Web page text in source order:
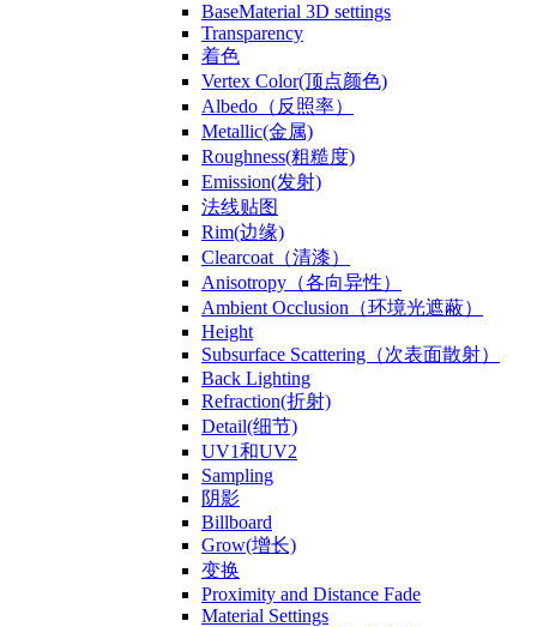
BaseMaterial 3D settings
Transparency
着色
Vertex Color(顶点颜色)
Albedo（反照率）
Metallic(金属)
Roughness(粗糙度)
Emission(发射)
法线贴图
Rim(边缘)
Clearcoat（清漆）
Anisotropy（各向异性）
Ambient Occlusion（环境光遮蔽）
Height
Subsurface Scattering（次表面散射）
Back Lighting
Refraction(折射)
Detail(细节)
UV1和UV2
Sampling
阴影
Billboard
Grow(增长)
变换
Proximity and Distance Fade
Material Settings